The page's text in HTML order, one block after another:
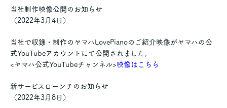
当社制作映像公開のお知らせ
（2022年3月4日）
当社で収録・制作のヤマハLovePianoのご紹介映像がヤマハの公
式YouTubeアカウントにて公開されました。
<ヤマハ公式YouTubeチャンネル>映像はこちら
新サービスローンチのお知らせ
（2022年3月8日）